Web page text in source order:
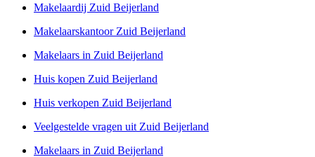
Makelaardij Zuid Beijerland
Makelaarskantoor Zuid Beijerland
Makelaars in Zuid Beijerland
Huis kopen Zuid Beijerland
Huis verkopen Zuid Beijerland
Veelgestelde vragen uit Zuid Beijerland
Makelaars in Zuid Beijerland